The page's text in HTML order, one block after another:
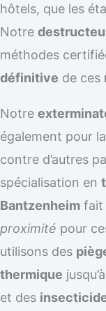
hôtels, que les
Notre
méthodes
définitive de ces
Notre
également pour la
contre d’autres
spécialisation en
Bantzenheim fait
proximité pour
utilisons des
thermique
et des